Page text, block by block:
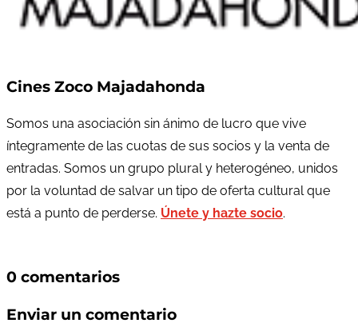
Cines Zoco Majadahonda
Somos una asociación sin ánimo de lucro que vive
íntegramente de las cuotas de sus socios y la venta de
entradas. Somos un grupo plural y heterogéneo, unidos
por la voluntad de salvar un tipo de oferta cultural que
está a punto de perderse. Únete y hazte socio.
0 comentarios
Enviar un comentario